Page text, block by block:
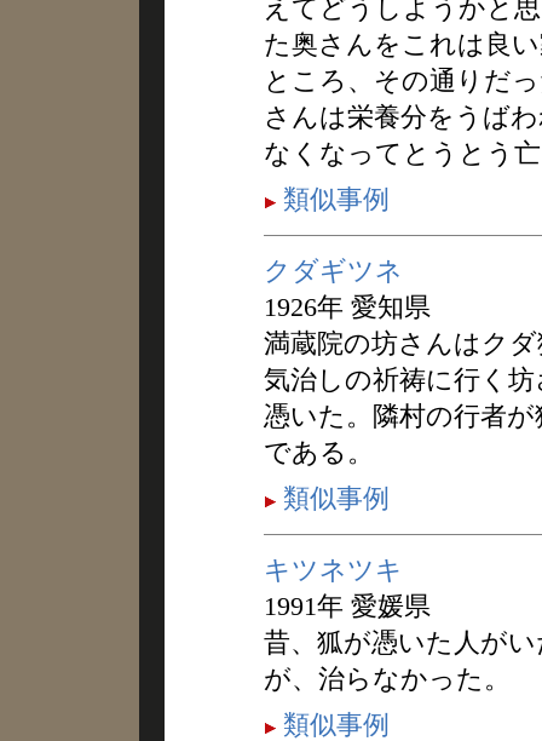
えてどうしようかと
た奥さんをこれは良
ところ、その通りだ
さんは栄養分をうば
なくなってとうとう
類似事例
クダギツネ
1926年 愛知県
満蔵院の坊さんはク
気治しの祈祷に行く
憑いた。隣村の行者
である。
類似事例
キツネツキ
1991年 愛媛県
昔、狐が憑いた人が
が、治らなかった。
類似事例